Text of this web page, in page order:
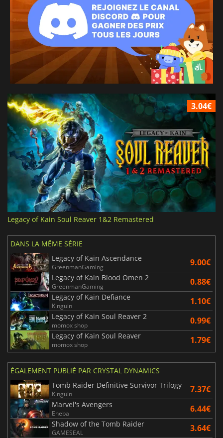
3.04€
Legacy of Kain Soul Reaver 1&2 Remastered
DANS LA MÊME SÉRIE
Legacy of Kain Ascendance
GreenmanGaming 9.00€
Legacy of Kain Blood Omen 2
GreenmanGaming 0.88€
Legacy of Kain Defiance
Kinguin 1.10€
Legacy of Kain Soul Reaver 2
momox shop 0.99€
Legacy of Kain Soul Reaver
momox shop 1.79€
ÉGALEMENT PUBLIÉ PAR CRYSTAL DYNAMICS
Tomb Raider Definitive Survivor Trilogy
Kinguin 7.37€
Marvel's Avengers
Eneba 6.44€
Shadow of the Tomb Raider
GAMESEAL 3.64€